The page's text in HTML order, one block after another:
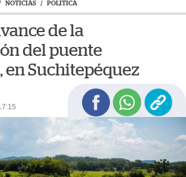
NOTICIAS / POLÍTICA
de la
del puente
en Suchitepéquez